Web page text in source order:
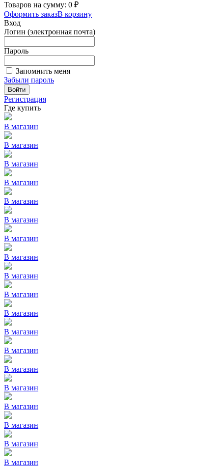
Товаров на сумму: 0 ₽
Оформить заказВ корзину
Вход
Логин (электронная почта)
Пароль
Запомнить меня
Забыли пароль
Войти
Регистрация
Где купить
В магазин
В магазин
В магазин
В магазин
В магазин
В магазин
В магазин
В магазин
В магазин
В магазин
В магазин
В магазин
В магазин
В магазин
В магазин
В магазин
В магазин
В магазин
В магазин